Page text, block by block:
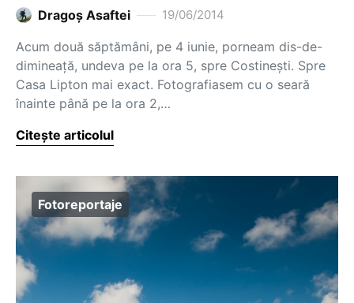
Dragoş Asaftei 19/06/2014
Acum două săptămâni, pe 4 iunie, porneam dis-de-
dimineață, undeva pe la ora 5, spre Costinești. Spre
Casa Lipton mai exact. Fotografiasem cu o seară
înainte până pe la ora 2,…
Citește articolul
Fotoreportaje